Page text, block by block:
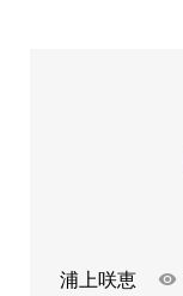
浦上咲恵